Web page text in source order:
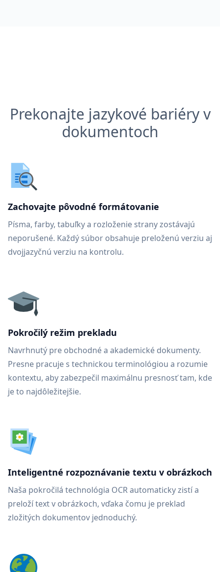
Prekonajte jazykové bariéry v
dokumentoch
Zachovajte pôvodné formátovanie
Písma, farby, tabuľky a rozloženie strany zostávajú
neporušené. Každý súbor obsahuje preloženú verziu aj
dvojjazyčnú verziu na kontrolu.
Pokročilý režim prekladu
Navrhnutý pre obchodné a akademické dokumenty.
Presne pracuje s technickou terminológiou a rozumie
kontextu, aby zabezpečil maximálnu presnosť tam, kde
je to najdôležitejšie.
Inteligentné rozpoznávanie textu v obrázkoch
Naša pokročilá technológia OCR automaticky zistí a
preloží text v obrázkoch, vďaka čomu je preklad
zložitých dokumentov jednoduchý.